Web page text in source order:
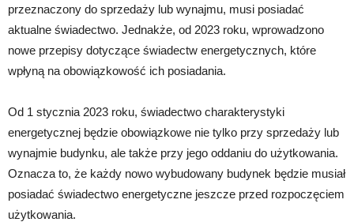
przeznaczony do sprzedaży lub wynajmu, musi posiadać
aktualne świadectwo. Jednakże, od 2023 roku, wprowadzono
nowe przepisy dotyczące świadectw energetycznych, które
wpłyną na obowiązkowość ich posiadania.
Od 1 stycznia 2023 roku, świadectwo charakterystyki
energetycznej będzie obowiązkowe nie tylko przy sprzedaży lub
wynajmie budynku, ale także przy jego oddaniu do użytkowania.
Oznacza to, że każdy nowo wybudowany budynek będzie musiał
posiadać świadectwo energetyczne jeszcze przed rozpoczęciem
użytkowania.